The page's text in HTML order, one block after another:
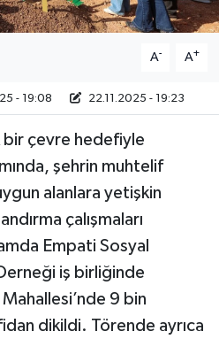
A- A+
- 19:08 22.11.2025 - 19:23
bir çevre hedefiyle
şehrin muhtelif
alanlara yetişkin
çalışmaları
Empati Sosyal
iş birliğinde
9 bin
dikildi. Törende ayrıca